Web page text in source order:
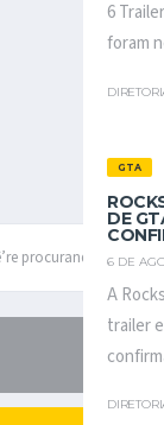
6
foram
GTA
DE
6 DE
A
trailer
procurando.